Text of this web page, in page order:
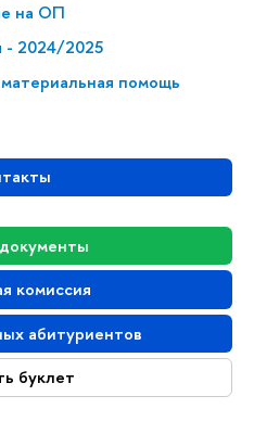
на ОП
- 2024/2025
помощь
комиссия
абитуриентов
буклет